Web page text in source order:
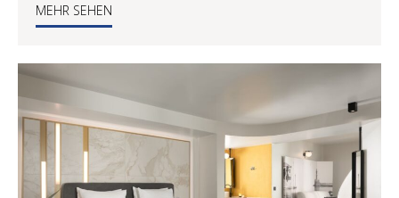
MEHR SEHEN